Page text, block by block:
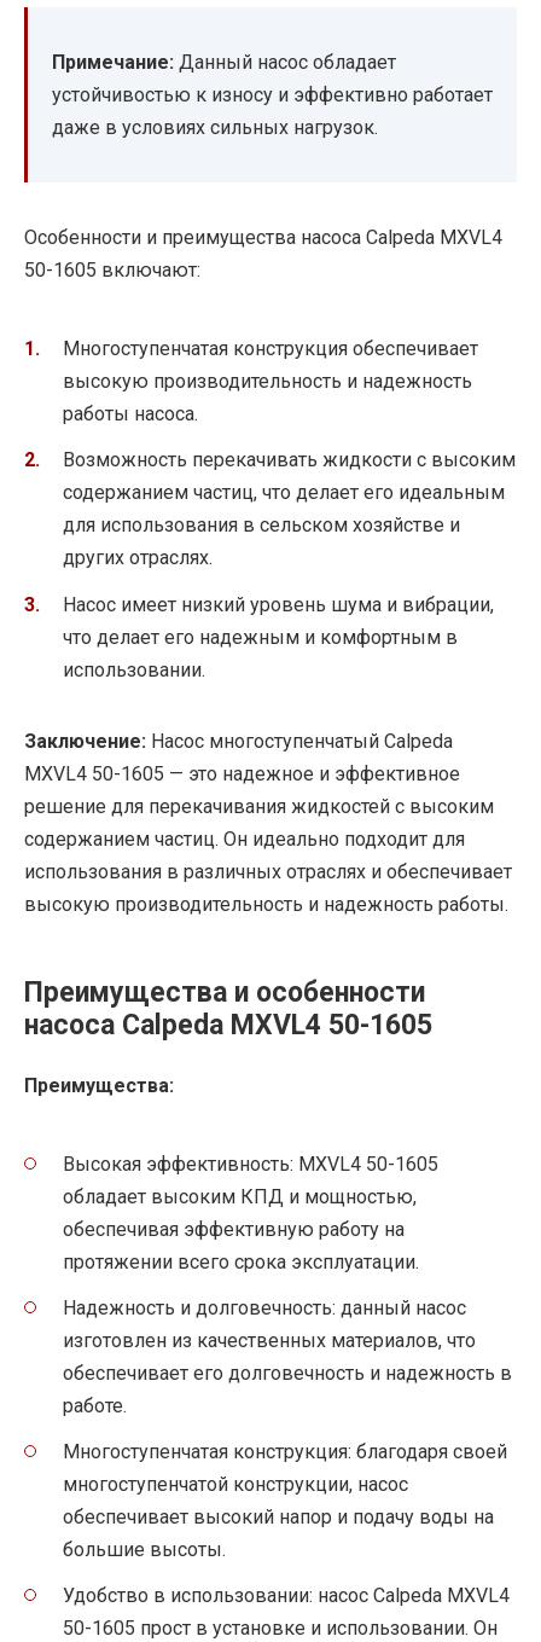
Примечание: Данный насос обладает
устойчивостью к износу и эффективно работает
даже в условиях сильных нагрузок.
Особенности и преимущества насоса Calpeda MXVL4
50-1605 включают:
Многоступенчатая конструкция обеспечивает
высокую производительность и надежность
работы насоса.
Возможность перекачивать жидкости с высоким
содержанием частиц, что делает его идеальным
для использования в сельском хозяйстве и
других отраслях.
Насос имеет низкий уровень шума и вибрации,
что делает его надежным и комфортным в
использовании.
Заключение: Насос многоступенчатый Calpeda
MXVL4 50-1605 — это надежное и эффективное
решение для перекачивания жидкостей с высоким
содержанием частиц. Он идеально подходит для
использования в различных отраслях и обеспечивает
высокую производительность и надежность работы.
Преимущества и особенности
насоса Calpeda MXVL4 50-1605
Преимущества:
Высокая эффективность: MXVL4 50-1605
обладает высоким КПД и мощностью,
обеспечивая эффективную работу на
протяжении всего срока эксплуатации.
Надежность и долговечность: данный насос
изготовлен из качественных материалов, что
обеспечивает его долговечность и надежность в
работе.
Многоступенчатая конструкция: благодаря своей
многоступенчатой конструкции, насос
обеспечивает высокий напор и подачу воды на
большие высоты.
Удобство в использовании: насос Calpeda MXVL4
50-1605 прост в установке и использовании. Он